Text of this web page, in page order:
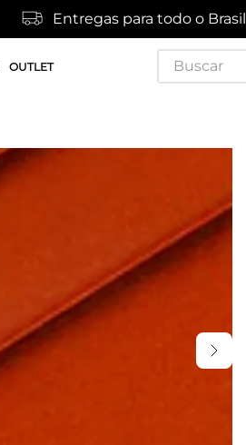
Entregas para todo o Brasil
OUTLET
Buscar